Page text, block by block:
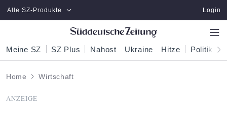
Zum Hauptinhalt springen
Alle SZ-Produkte Login
Meine SZ SZ Plus Nahost Ukraine Hitze Politik
Home Wirtschaft
ANZEIGE